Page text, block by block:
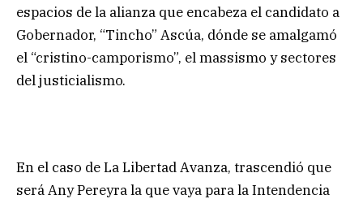
espacios de la alianza que encabeza el candidato a
Gobernador, “Tincho” Ascúa, dónde se amalgamó
el “cristino-camporismo”, el massismo y sectores
del justicialismo.
En el caso de La Libertad Avanza, trascendió que
será Any Pereyra la que vaya para la Intendencia